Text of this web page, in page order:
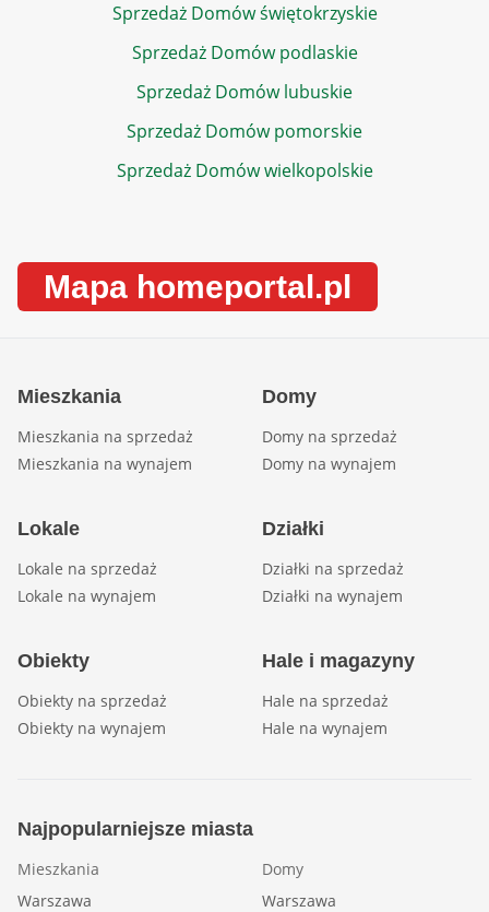
Sprzedaż Domów świętokrzyskie
Sprzedaż Domów podlaskie
Sprzedaż Domów lubuskie
Sprzedaż Domów pomorskie
Sprzedaż Domów wielkopolskie
Mapa homeportal.pl
Mieszkania
Mieszkania na sprzedaż
Mieszkania na wynajem
Domy
Domy na sprzedaż
Domy na wynajem
Lokale
Lokale na sprzedaż
Lokale na wynajem
Działki
Działki na sprzedaż
Działki na wynajem
Obiekty
Obiekty na sprzedaż
Obiekty na wynajem
Hale i magazyny
Hale na sprzedaż
Hale na wynajem
Najpopularniejsze miasta
Mieszkania
Warszawa
Domy
Warszawa